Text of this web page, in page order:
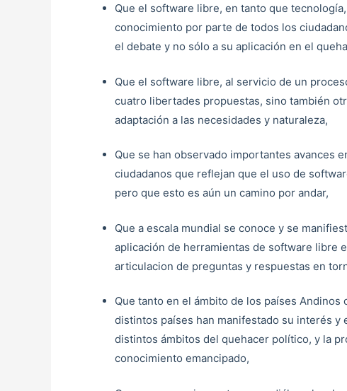
Que el software libre, en tanto que
conocimiento por parte de todos los
el debate y no sólo a su aplicación en el
Que el software libre, al servicio de un
cuatro libertades propuestas, sino también
adaptación a las necesidades y naturaleza,
Que se han observado importantes avances
ciudadanos que reflejan que el uso de
pero que esto es aún un camino por andar,
Que a escala mundial se conoce y se
aplicación de herramientas de software libre
articulacion de preguntas y respuestas en
Que tanto en el ámbito de los países
distintos países han manifestado su interés
distintos ámbitos del quehacer político, y la
conocimiento emancipado,